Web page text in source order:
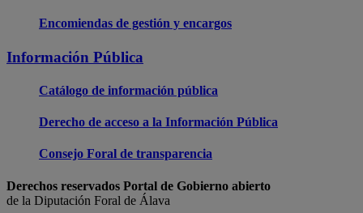
Encomiendas de gestión y encargos
Información Pública
Catálogo de información pública
Derecho de acceso a la Información Pública
Consejo Foral de transparencia
Derechos reservados Portal de Gobierno abierto
de la Diputación Foral de Álava